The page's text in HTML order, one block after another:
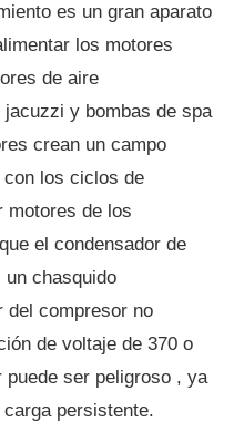
es un gran aparato
los motores
de aire
y bombas de spa
crean un campo
con los ciclos de
motores de los
el condensador de
un chasquido
del compresor no
de voltaje de 370 o
ser peligroso , ya
persistente.